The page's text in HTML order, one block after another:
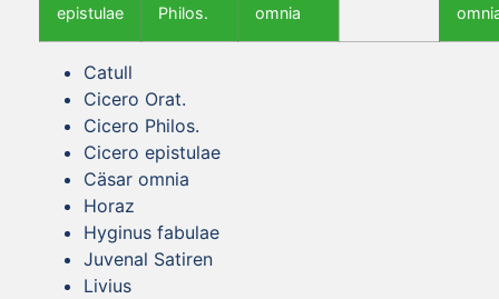
epistulae
Philos.
omnia
Catull
Cicero Orat.
Cicero Philos.
Cicero epistulae
Cäsar omnia
Horaz
Hyginus fabulae
Juvenal Satiren
Livius